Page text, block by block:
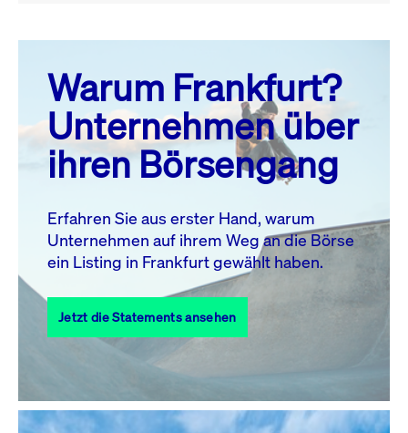
August 26
MO. DI. MI. DO. FR. SA. SO.
1
2
3
4 5 6 7 8
10 11 13 14
17
18 19 20 21 22
23
27 28
31
Alle Events
Warum Frankfurt?
Unternehmen über
ihren Börsengang
Erfahren Sie aus erster Hand, warum
Unternehmen auf ihrem Weg an die Börse
ein Listing in Frankfurt gewählt haben.
Jetzt die Statements ansehen